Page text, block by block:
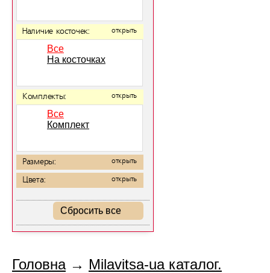
Наличие косточек: открыть
Все
На косточках
Комплекты: открыть
Все
Комплект
Размеры: открыть
Цвета: открыть
Сбросить все
Головна→ Milavitsa-ua каталог.